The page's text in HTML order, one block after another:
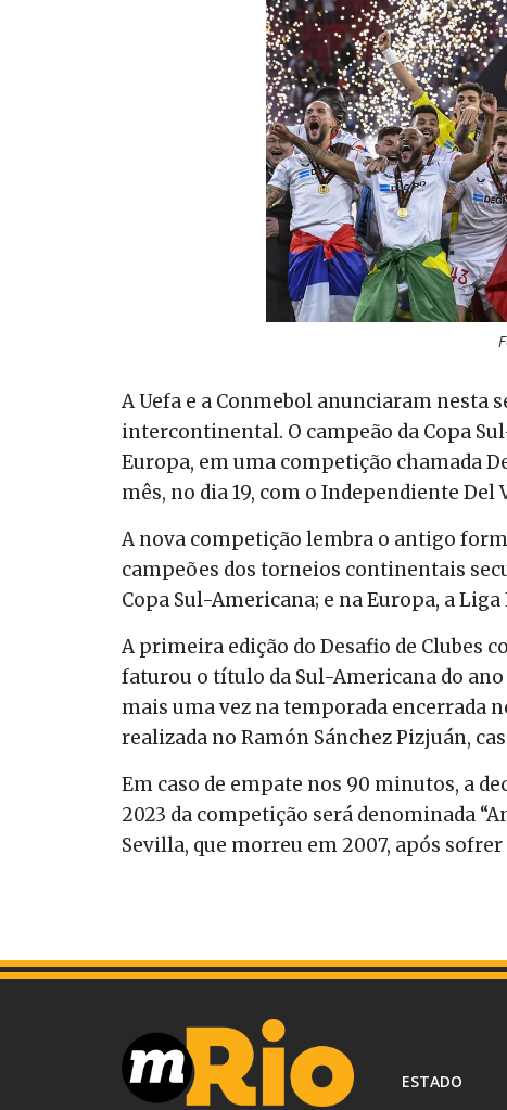
A Uefa e a Conmebol anunciaram nesta
intercontinental. O campeão da Copa
Europa, em uma competição chamada
mês, no dia 19, com o Independiente
A nova competição lembra o antigo
campeões dos torneios continentais
Copa Sul-Americana; e na Europa, a Liga
A primeira edição do Desafio de Clubes
faturou o título da Sul-Americana do ano
mais uma vez na temporada encerrada
realizada no Ramón Sánchez Pizjuán,
Em caso de empate nos 90 minutos, a
2023 da competição será denominada
Sevilla, que morreu em 2007, após
ESTADO